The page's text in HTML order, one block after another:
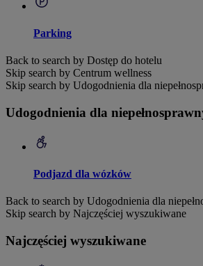
Parking
Back to search by Dostęp do hotelu
Skip search by Centrum wellness
Skip search by Udogodnienia dla
Udogodnienia dla
Podjazd dla wózków
Back to search by Udogodnienia dla
Skip search by Najczęściej wyszukiwane
Najczęściej wyszukiwane